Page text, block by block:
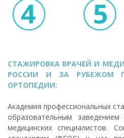
СТАЖИРОВКА ВРАЧЕЙ И
РОССИИ И ЗА РУБЕЖОМ
ОРТОПЕДИИ:
Академия профессиональных
образовательным
медицинских специалистов.